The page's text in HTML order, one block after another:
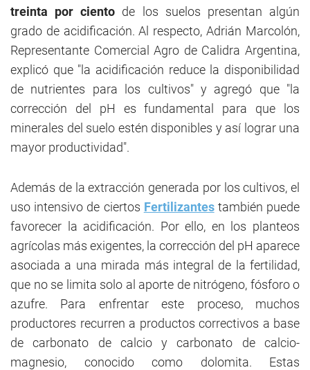
treinta por ciento de los suelos presentan algún
grado de acidificación. Al respecto, Adrián Marcolón,
Representante Comercial Agro de Calidra Argentina,
explicó que "la acidificación reduce la disponibilidad
de nutrientes para los cultivos" y agregó que "la
corrección del pH es fundamental para que los
minerales del suelo estén disponibles y así lograr una
mayor productividad".
Además de la extracción generada por los cultivos, el
uso intensivo de ciertos Fertilizantestambién puede
favorecer la acidificación. Por ello, en los planteos
agrícolas más exigentes, la corrección del pH aparece
asociada a una mirada más integral de la fertilidad,
que no se limita solo al aporte de nitrógeno, fósforo o
azufre. Para enfrentar este proceso, muchos
productores recurren a productos correctivos a base
de carbonato de calcio y carbonato de calcio-
magnesio, conocido como dolomita. Estas